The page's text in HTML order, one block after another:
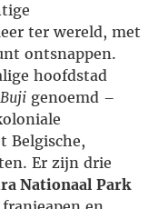
ter wereld, met
ontsnappen.
hoofdstad
Buji genoemd –
Belgische,
Er zijn drie
Nationaal Park